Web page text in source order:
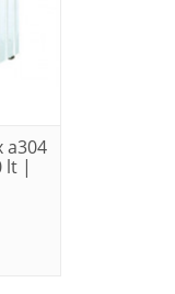
a304
lt |